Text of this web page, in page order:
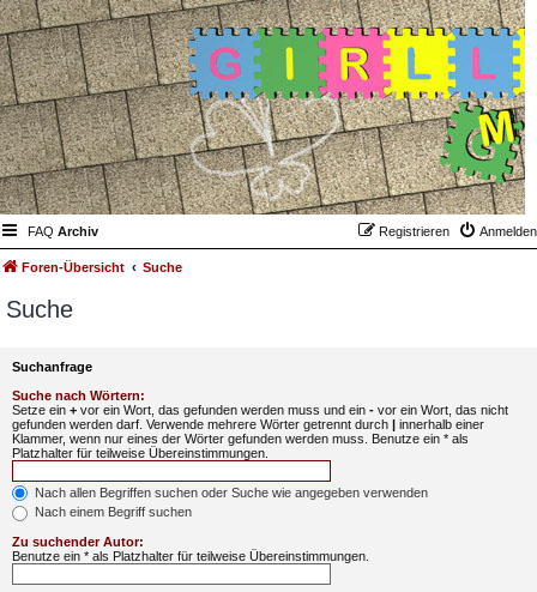
FAQ Archiv Anmelden
Registrieren
Foren-Übersicht Suche
Suche
Suchanfrage
Suche nach Wörtern:
Setze ein + vor ein Wort, das gefunden werden muss und ein - vor ein Wort, das nicht
gefunden werden darf. Verwende mehrere Wörter getrennt durch | innerhalb einer
Klammer, wenn nur eines der Wörter gefunden werden muss. Benutze ein * als
Platzhalter für teilweise Übereinstimmungen.
Nach allen Begriffen suchen oder Suche wie angegeben verwenden
Nach einem Begriff suchen
Zu suchender Autor:
Benutze ein * als Platzhalter für teilweise Übereinstimmungen.